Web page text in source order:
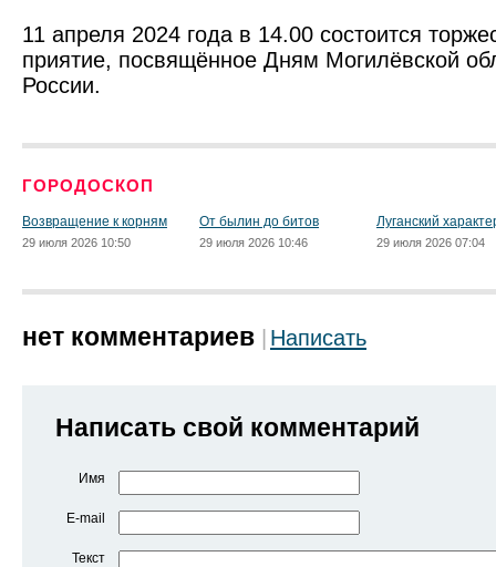
11 апреля 2024 года в 14.00 состоится
приятие, посвящённое Дням Могилёвской
России.
ГОРОДОСКОП
Возвращение к корням
29 июля 2026 10:50
От былин до битов
29 июля 2026 10:46
Луганский
29 июля 2026 07:04
нет комментариев Написать
Написать свой комментарий
Имя
E-mail
Текст